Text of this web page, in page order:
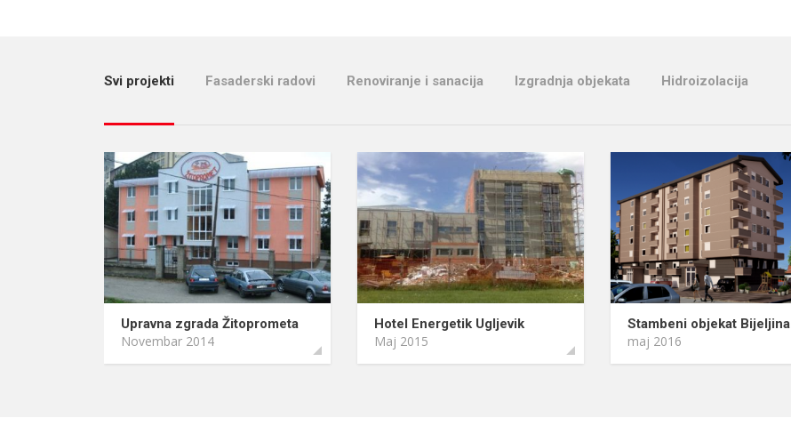
Svi projekti Fasaderski radovi Renoviranje i sanacija Izgradnja objekata Hidroizolacija
Upravna zgrada Žitoprometa
Novembar 2014
Hotel Energetik Ugljevik
Maj 2015
Stambeni objekat Bijeljina
maj 2016